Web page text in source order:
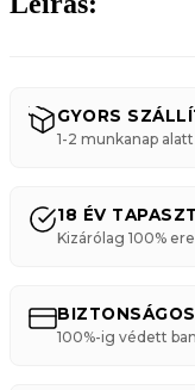
GYORS
1-2 munkanap
18 ÉV
Kizárólag 100%
100%-ig védett